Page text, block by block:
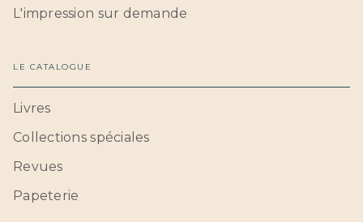
L'impression sur demande
LE CATALOGUE
Livres
Collections spéciales
Revues
Papeterie